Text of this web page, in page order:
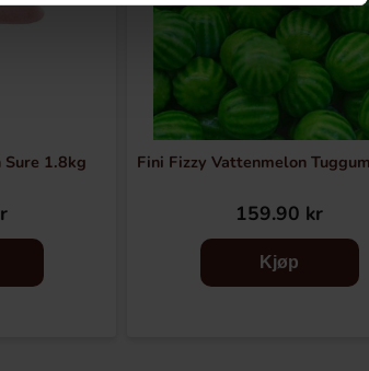
1.8kg Fini Fizzy Vattenmelon
159.90 kr
Kjøp